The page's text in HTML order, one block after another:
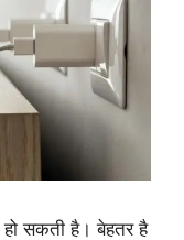
सकती है। बेहतर है